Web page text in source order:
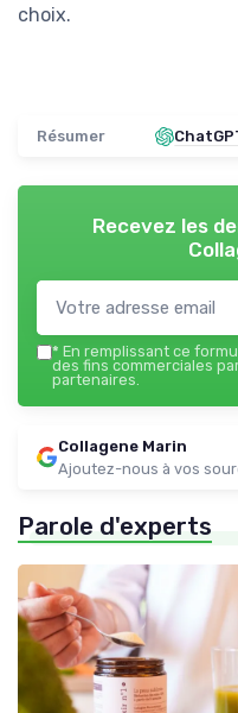
choix.
Résumer
Recevez les
* En remplissant ce
des fins commerciales
partenaires.
Collagene Marin
Ajoutez-nous à vos
Parole d'experts